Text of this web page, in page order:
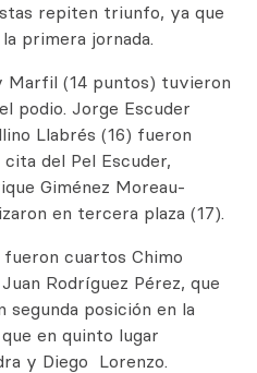
repiten triunfo, ya que
primera jornada.
Marfil (14 puntos) tuvieron
podio. Jorge Escuder
Llabrés (16) fueron
del Pel Escuder,
Giménez Moreau-
en tercera plaza (17).
cuartos Chimo
Rodríguez Pérez, que
segunda posición en la
en quinto lugar
y Diego Lorenzo.